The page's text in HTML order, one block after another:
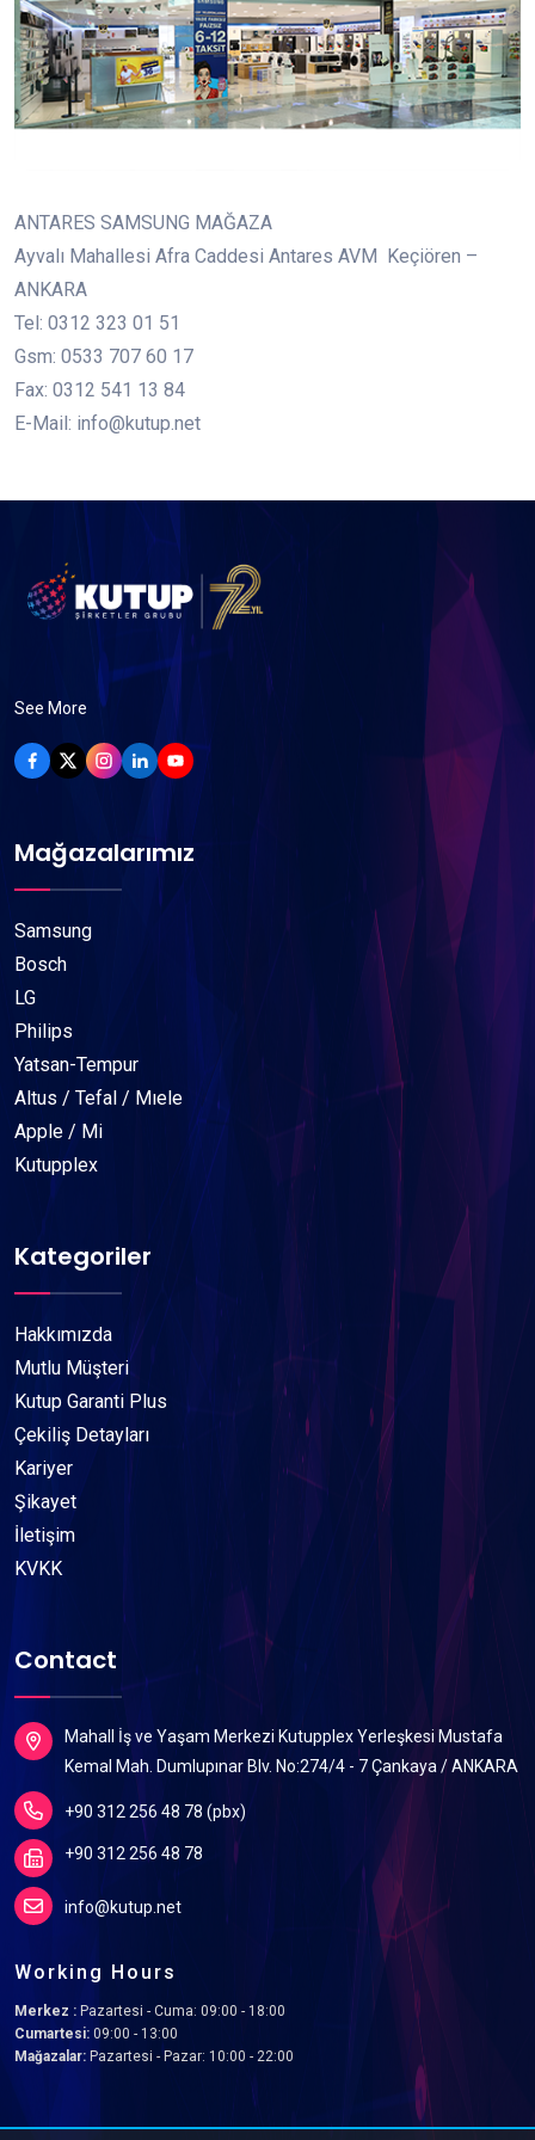
ANTARES SAMSUNG MAĞAZA
Ayvalı Mahallesi Afra Caddesi Antares AVM Keçiören –
ANKARA
Tel: 0312 323 01 51
Gsm: 0533 707 60 17
Fax: 0312 541 13 84
E-Mail: info@kutup.net
See More
Mağazalarımız
Samsung
Bosch
LG
Philips
Yatsan-Tempur
Altus / Tefal / Mıele
Apple / Mi
Kutupplex
Kategoriler
Hakkımızda
Mutlu Müşteri
Kutup Garanti Plus
Çekiliş Detayları
Kariyer
Şikayet
İletişim
KVKK
Contact
Mahall İş ve Yaşam Merkezi Kutupplex Yerleşkesi Mustafa
Kemal Mah. Dumlupınar Blv. No:274/4 - 7 Çankaya / ANKARA
+90 312 256 48 78 (pbx)
+90 312 256 48 78
info@kutup.net
Working Hours
Merkez : Pazartesi - Cuma: 09:00 - 18:00
Cumartesi: 09:00 - 13:00
Mağazalar: Pazartesi - Pazar: 10:00 - 22:00